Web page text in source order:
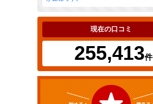
現在の口コミ
255,413件